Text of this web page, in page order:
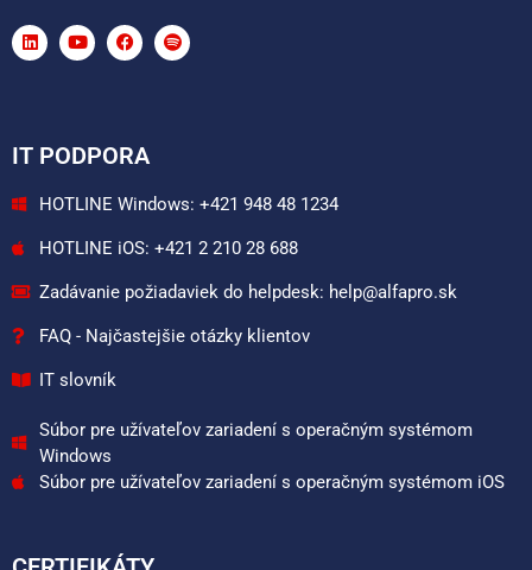
IT PODPORA
HOTLINE Windows: +421 948 48 1234
HOTLINE iOS: +421 2 210 28 688
Zadávanie požiadaviek do helpdesk: help@alfapro.sk
FAQ - Najčastejšie otázky klientov
IT slovník
Súbor pre užívateľov zariadení s operačným systémom
Windows
Súbor pre užívateľov zariadení s operačným systémom iOS